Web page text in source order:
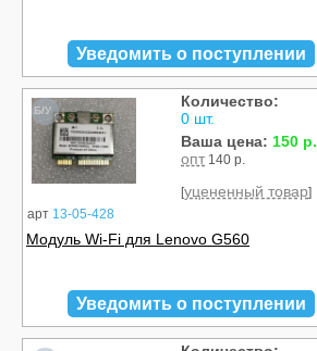
Уведомить о поступлении
Б/У
арт 13-05-428
Количество:
0 шт.
Ваша цена: 150 р.
опт 140 р.
[уцененный товар]
Модуль Wi-Fi для Lenovo G560
Уведомить о поступлении